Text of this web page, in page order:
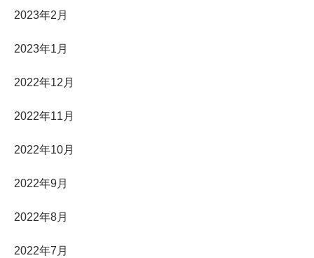
2023年2月
2023年1月
2022年12月
2022年11月
2022年10月
2022年9月
2022年8月
2022年7月